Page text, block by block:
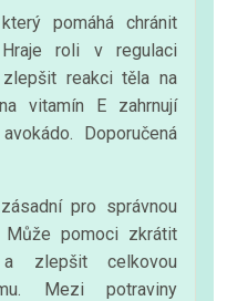
pomáhá chránit
roli v regulaci
reakci těla na
vitamín E zahrnují
Doporučená
pro správnou
Může pomoci zkrátit
zlepšit celkovou
Mezi potraviny